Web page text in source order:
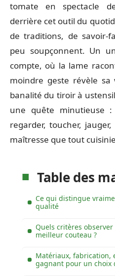
tomate en spectacle
derrière cet outil du
de traditions, de savoir-
peu soupçonnent. Un
compte, où la lame
moindre geste révèle
banalité du tiroir à
une quête minutieuse
regarder, toucher,
maîtresse que tout
Table des
Ce qui distingue
qualité
Quels critères
meilleur couteau ?
Matériaux, fabrication,
gagnant pour un choix